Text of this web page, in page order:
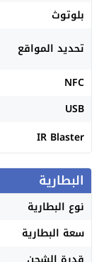
بلوتوث
تحديد المواقع
NFC
USB
IR Blaster
البطارية
نوع البطارية
سعة البطارية